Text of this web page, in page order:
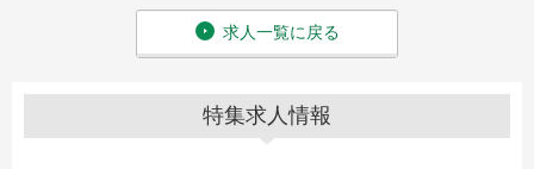
求人一覧に戻る
特集求人情報